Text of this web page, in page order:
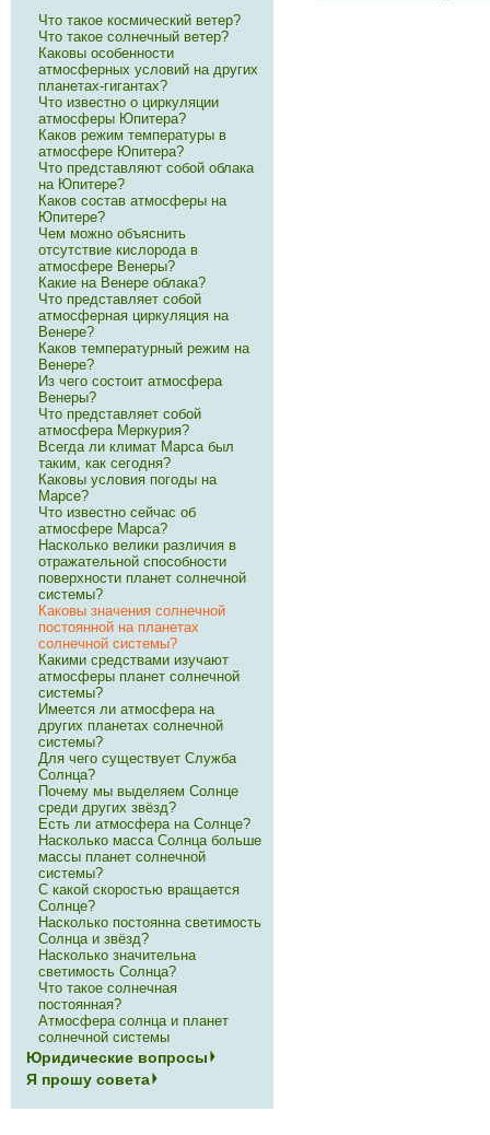
Что такое космический ветер?
Что такое солнечный ветер?
Каковы особенности
атмосферных условий на других
планетах-гигантах?
Что известно о циркуляции
атмосферы Юпитера?
Каков режим температуры в
атмосфере Юпитера?
Что представляют собой облака
на Юпитере?
Каков состав атмосферы на
Юпитере?
Чем можно объяснить
отсутствие кислорода в
атмосфере Венеры?
Какие на Венере облака?
Что представляет собой
атмосферная циркуляция на
Венере?
Каков температурный режим на
Венере?
Из чего состоит атмосфера
Венеры?
Что представляет собой
атмосфера Меркурия?
Всегда ли климат Марса был
таким, как сегодня?
Каковы условия погоды на
Марсе?
Что известно сейчас об
атмосфере Марса?
Насколько велики различия в
отражательной способности
поверхности планет солнечной
системы?
Каковы значения солнечной
постоянной на планетах
солнечной системы?
Какими средствами изучают
атмосферы планет солнечной
системы?
Имеется ли атмосфера на
других планетах солнечной
системы?
Для чего существует Служба
Солнца?
Почему мы выделяем Солнце
среди других звёзд?
Есть ли атмосфера на Солнце?
Насколько масса Солнца больше
массы планет солнечной
системы?
С какой скоростью вращается
Солнце?
Насколько постоянна светимость
Солнца и звёзд?
Насколько значительна
светимость Солнца?
Что такое солнечная
постоянная?
Атмосфера солнца и планет
солнечной системы
Юридические вопросы
Я прошу совета